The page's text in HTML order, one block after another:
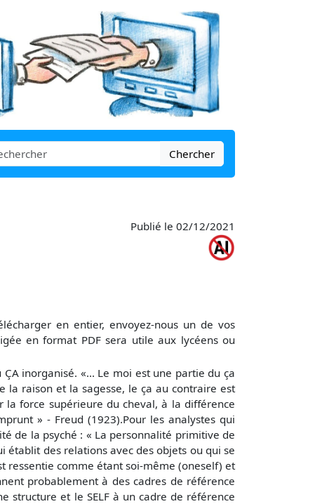
Chercher
Publié le 02/12/2021
en entier, envoyez-nous un de vos
en format PDF sera utile aux lycéens ou
ÇA inorganisé. «... Le moi est une partie du ça
la raison et la sagesse, le ça au contraire est
la force supérieure du cheval, à la différence
» - Freud (1923).Pour les analystes qui
de la psyché : « La personnalité primitive de
des relations avec des objets ou qui se
ressentie comme étant soi-même (oneself) et
probablement à des cadres de référence
structure et le SELF à un cadre de référence